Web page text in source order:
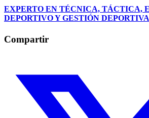
EXPERTO EN TÉCNICA, TÁCTICA,
DEPORTIVO Y GESTIÓN
Compartir